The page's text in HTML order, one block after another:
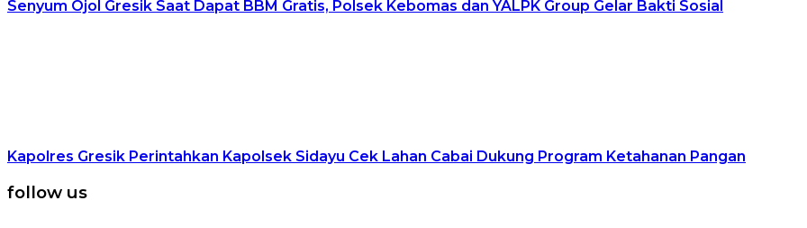
Senyum Ojol Gresik Saat Dapat BBM Gratis, Polsek Kebomas dan YALPK Group Gelar Bakti Sosial
Kapolres Gresik Perintahkan Kapolsek Sidayu Cek Lahan Cabai Dukung Program Ketahanan Pangan
follow us